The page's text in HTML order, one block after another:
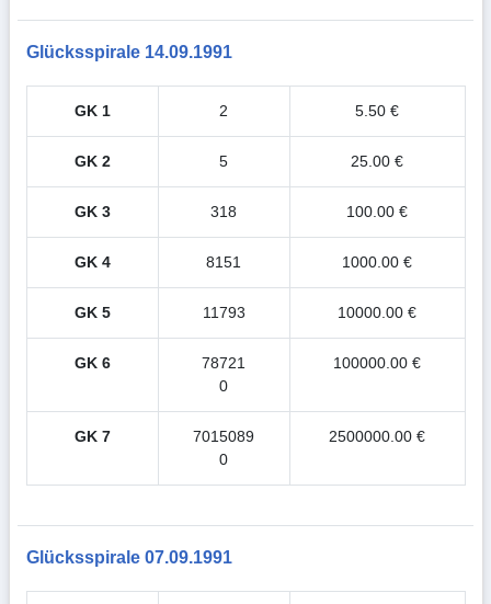
Glücksspirale 14.09.1991
GK 1 2 5.50 €
GK 2 5 25.00 €
GK 3 318 100.00 €
GK 4 8151 1000.00 €
GK 5 11793 10000.00 €
GK 6
78721
0
100000.00 €
GK 7
7015089
0
2500000.00 €
Glücksspirale 07.09.1991